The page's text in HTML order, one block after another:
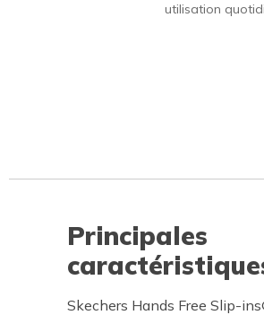
utilisation
Principales
Skechers Hands Free Slip-